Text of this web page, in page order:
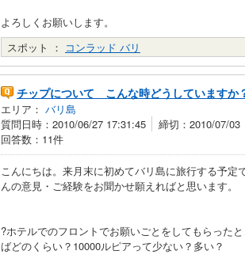
よろしくお願いします。
スポット ： コンラッド バリ
チップについて こんな時どうしていますか
エリア： バリ島
質問日時：2010/06/27 17:31:45
締切：2010/07/03
回答数：11件
こんにちは。来月末に初めてバリ島に旅行する予
んの意見・ご経験をお聞かせ願えればと思います。
?ホテルでのフロントでお願いごとをしてもらった
ばどのくらい？10000ルピアって少ない？多い？